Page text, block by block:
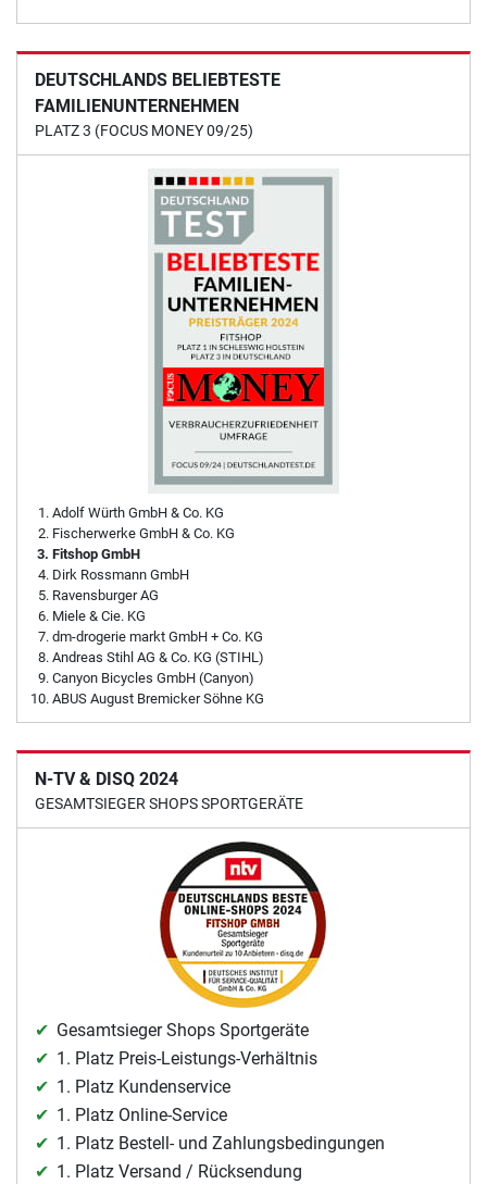
DEUTSCHLANDS BELIEBTESTE
FAMILIENUNTERNEHMEN
PLATZ 3 (FOCUS MONEY 09/25)
Adolf Würth GmbH & Co. KG
Fischerwerke GmbH & Co. KG
Fitshop GmbH
Dirk Rossmann GmbH
Ravensburger AG
Miele & Cie. KG
dm-drogerie markt GmbH + Co. KG
Andreas Stihl AG & Co. KG (STIHL)
Canyon Bicycles GmbH (Canyon)
ABUS August Bremicker Söhne KG
N-TV & DISQ 2024
GESAMTSIEGER SHOPS SPORTGERÄTE
Gesamtsieger Shops Sportgeräte
1. Platz Preis-Leistungs-Verhältnis
1. Platz Kundenservice
1. Platz Online-Service
1. Platz Bestell- und Zahlungsbedingungen
1. Platz Versand / Rücksendung